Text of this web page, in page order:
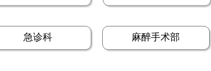
急诊科 麻醉手术部